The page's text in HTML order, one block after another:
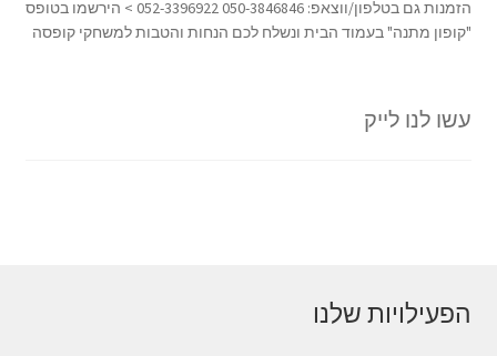
הזמנות גם בטלפון/ווצאפ: 050-3846846 052-3396922 > הירשמו בטופס
"קופון מתנה" בעמוד הבית ונשלח לכם הנחות והטבות למשחקי קופסה
עשו לנו לייק
הפעילויות שלנו